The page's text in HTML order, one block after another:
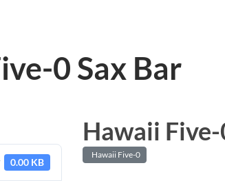
0 Sax Bar
0.00 KB
Hawaii Five-
Hawaii Five-0